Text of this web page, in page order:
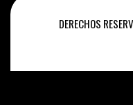
DERECHOS